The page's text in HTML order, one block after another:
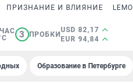
ПРИЗНАНИЕ И ВЛИЯНИЕ
3 ПРОБКИ
USD 82,17
EUR 94,84
Образование в Петербурге